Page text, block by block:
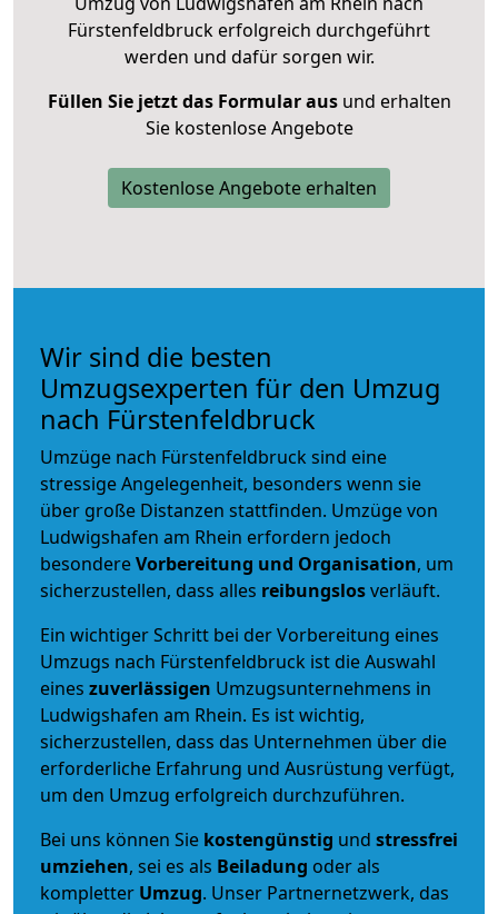
Fürstenfeldbruck erfolgreich durchgeführt
werden und dafür sorgen wir.
Füllen Sie jetzt das Formular ausund erhalten
Sie kostenlose Angebote
Kostenlose Angebote erhalten
Wir sind die besten
Umzugsexperten für den Umzug
nach Fürstenfeldbruck
Umzüge nach Fürstenfeldbruck sind eine
stressige Angelegenheit, besonders wenn sie
über große Distanzen stattfinden. Umzüge von
Ludwigshafen am Rhein erfordern jedoch
besondereVorbereitung und Organisation, um
sicherzustellen, dass alles reibungslosverläuft.
Ein wichtiger Schritt bei der Vorbereitung eines
Umzugs nach Fürstenfeldbruck ist die Auswahl
eines zuverlässigen Umzugsunternehmens in
Ludwigshafen am Rhein. Es ist wichtig,
sicherzustellen, dass das Unternehmen über die
erforderliche Erfahrung und Ausrüstung verfügt,
um den Umzug erfolgreich durchzuführen.
Bei uns können Sie kostengünstig und stressfrei
umziehen, sei es als Beiladung oder als
kompletter Umzug. Unser Partnernetzwerk, das